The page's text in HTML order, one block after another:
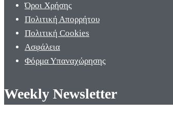
Όροι Χρήσης
Πολιτική Απορρήτου
Πολιτική Cookies
Ασφάλεια
Φόρμα Υπαναχώρησης
Weekly Newsletter